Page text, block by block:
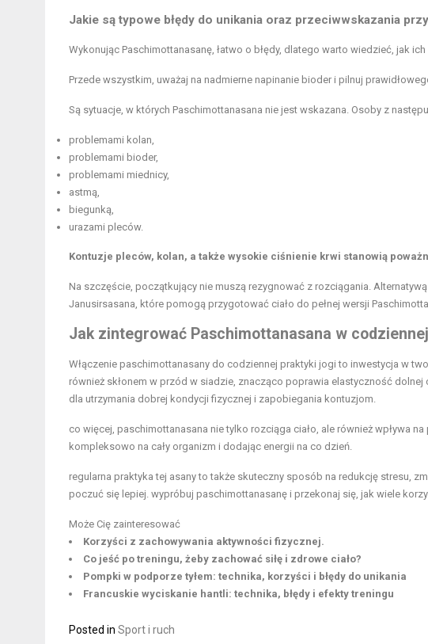
Jakie są typowe błędy do unikania oraz przeciwwskazania
Wykonując Paschimottanasanę, łatwo o błędy, dlatego warto wiedzieć, jak
Przede wszystkim, uważaj na nadmierne napinanie bioder i pilnuj
Są sytuacje, w których Paschimottanasana nie jest wskazana. Osoby z
problemami kolan,
problemami bioder,
problemami miednicy,
astmą,
biegunką,
urazami pleców.
Kontuzje pleców, kolan, a także wysokie ciśnienie krwi stanowią
Na szczęście, początkujący nie muszą rezygnować z rozciągania.
Janusirsasana, które pomogą przygotować ciało do pełnej wersji
Jak zintegrować Paschimottanasana w
Włączenie paschimottanasany do codziennej praktyki jogi to inwestycja w
również skłonem w przód w siadzie, znacząco poprawia elastyczność
dla utrzymania dobrej kondycji fizycznej i zapobiegania kontuzjom.
co więcej, paschimottanasana nie tylko rozciąga ciało, ale również wpływa
kompleksowo na cały organizm i dodając energii na co dzień.
regularna praktyka tej asany to także skuteczny sposób na redukcję stresu,
poczuć się lepiej. wypróbuj paschimottanasanę i przekonaj się, jak wiele
Może Cię zainteresować
Korzyści z zachowywania aktywności fizycznej.
Co jeść po treningu, żeby zachować siłę i zdrowe ciało?
Pompki w podporze tyłem: technika, korzyści i błędy do unikania
Francuskie wyciskanie hantli: technika, błędy i efekty treningu
Posted in Sport i ruch